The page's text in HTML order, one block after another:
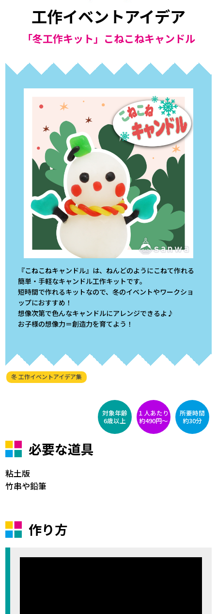
工作イベントアイデア
「冬工作キット」こねこねキャンドル
『こねこねキャンドル』は、ねんどのようにこねて作れる
簡単・手軽なキャンドル工作キットです。
短時間で作れるキットなので、冬のイベントやワークショ
ップにおすすめ！
想像次第で色んなキャンドルにアレンジできるよ♪
お子様の想像力＝創造力を育てよう！
冬 工作イベントアイデア集
対象年齢
6歳以上
１人あたり
約490円〜
所要時間
約30分
必要な道具
粘土版
竹串や鉛筆
作り方